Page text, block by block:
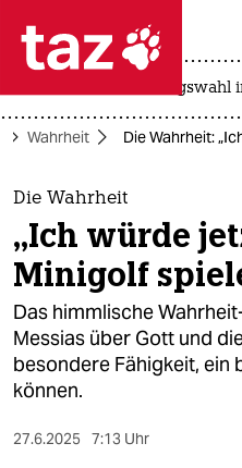
 taz
taz zahl
themen
politik
öko
gesellschaft
kultur
sport
landtagswahl
Wahrheit Die Wahrheit:
Die Wahrheit
„Ich würde
Minigolf
Das himmlische
Messias über Gott und
besondere Fähigkeit, ein
können.
27.6.2025 7:13 Uhr